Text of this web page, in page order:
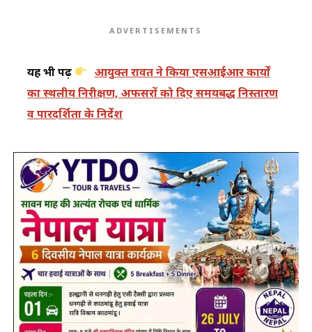
ADVERTISEMENTS
यह भी पढ़ें
आयुक्त रावत ने किया एसआईआर कार्यों
का स्थलीय निरीक्षण, अफसरों को दिए समयबद्ध निस्तारण
व पारदर्शिता के निर्देश